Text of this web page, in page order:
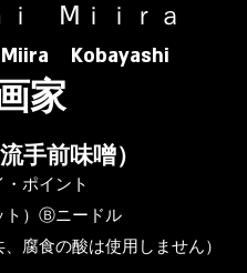
Ⅿｉｉｒａ​
Kobayashi
家
手前味噌）
ポイント
ト）Ⓑニードル
腐食の酸は使用しません）